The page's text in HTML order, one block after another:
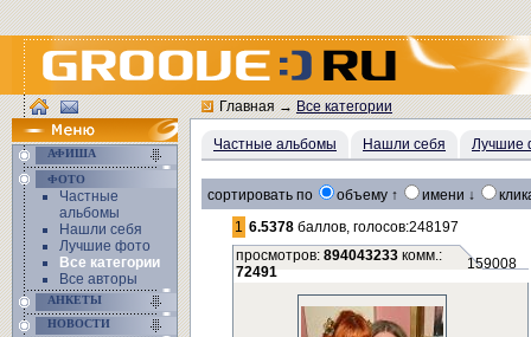
АФИША
ФОТО
Частные
альбомы
Нашли себя
Лучшие фото
Все категории
Все авторы
АНКЕТЫ
НОВОСТИ
Главная→Все категории
Частные альбомы Нашли себя Лучшие
сортировать по объему ↑ имени ↓
1 6.5378баллов, голосов:248197
просмотров: 894043233комм.:
72491
159008